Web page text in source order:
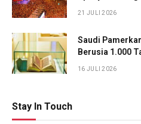
21 JULI 2026
Saudi
Berusia 1.000
16 JULI 2026
Stay In Touch